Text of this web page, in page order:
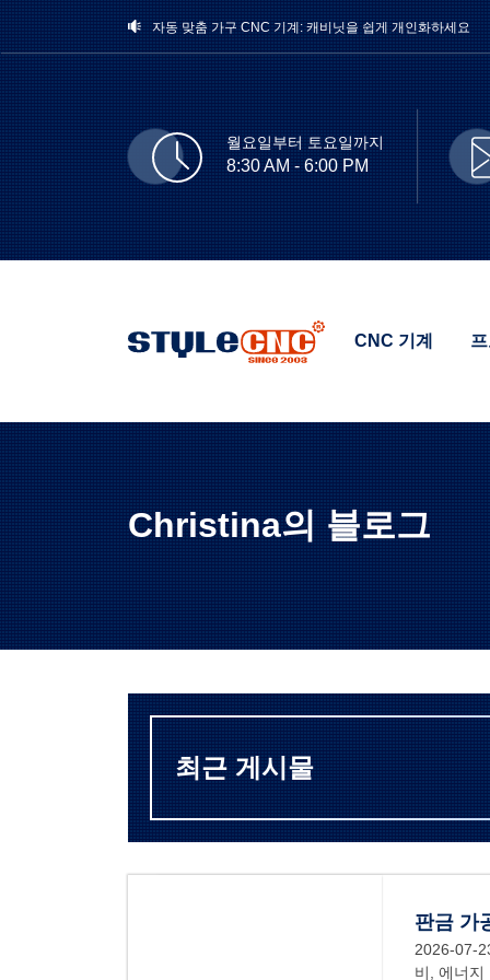
자동 맞춤 가구 CNC 기계: 캐비닛을 쉽게 개인화하세요
제품 출시: ST-FC12025SL - 30KW 고출력 레이저 금속 커
월요일부터 토요일까지
8:30 AM - 6:00 PM
CNC 기계
Christina의 블로그
최근 게시물
판금 가
2026-07-
비, 에너지